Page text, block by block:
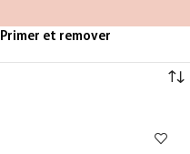
Primer et remover